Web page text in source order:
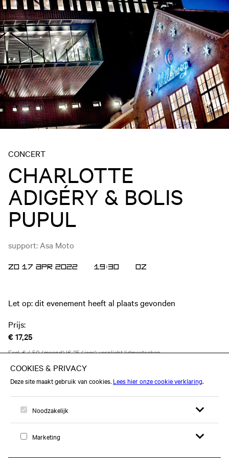
CONCERT
CHARLOTTE
ADIGÉRY & BOLIS
PUPUL
support: Asa Moto
ZO 17 APR 2022 19:30 OZ
Let op: dit evenement heeft al plaats gevonden
Prijs:
€ 17,25
Excl. € 4,50 (maand)/€ 25 (jaar) verplicht lidmaatschap.
Dit evenement vond plaats op zondag 17 april 2022